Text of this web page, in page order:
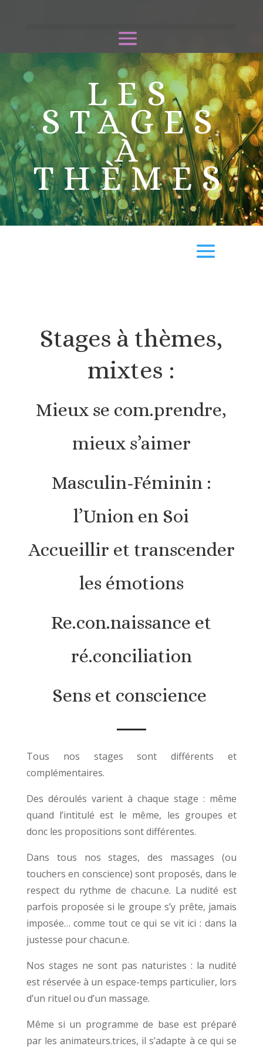
LES
STAGES
À
THÈMES
Stages à thèmes,
mixtes :
Mieux se com.prendre,
mieux s’aimer
Masculin-Féminin :
l’Union en Soi
Accueillir et transcender
les émotions
Re.con.naissance et
ré.conciliation
Sens et conscience
Tous nos stages sont différents et
complémentaires.
Des déroulés varient à chaque stage : même
quand l’intitulé est le même, les groupes et
donc les propositions sont différentes.
Dans tous nos stages, des massages (ou
touchers en conscience) sont proposés, dans le
respect du rythme de chacun.e. La nudité est
parfois proposée si le groupe s’y prête, jamais
imposée… comme tout ce qui se vit ici : dans la
justesse pour chacun.e.
Nos stages ne sont pas naturistes : la nudité
est réservée à un espace-temps particulier, lors
d’un rituel ou d’un massage.
Même si un programme de base est préparé
par les animateurs.trices, il s’adapte à ce qui se